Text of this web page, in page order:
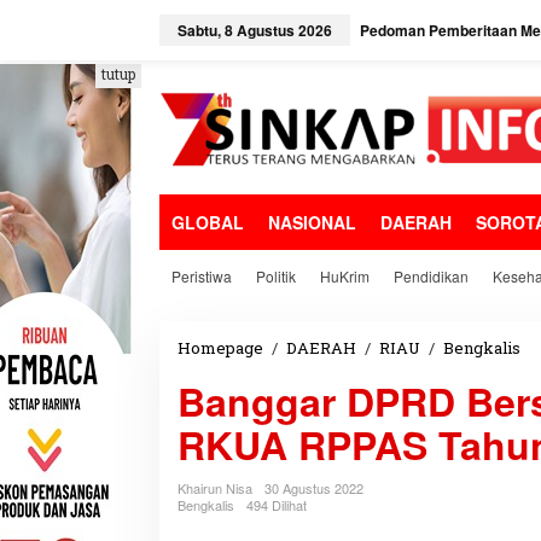
e
k
o
n
t
e
n
Sabtu, 8 Agustus 2026 Pedoman Pemberitaan
GLOBAL NASIONAL DAERAH
Peristiwa Politik HuKrim Pendidikan
tutup
Homepage / DAERAH / RIAU / Bengkalis
n
g
g
a
Banggar DPRD
RKUA RPPAS
Khairun Nisa
30 Agustus 2022
Bengkalis
494 Dilihat